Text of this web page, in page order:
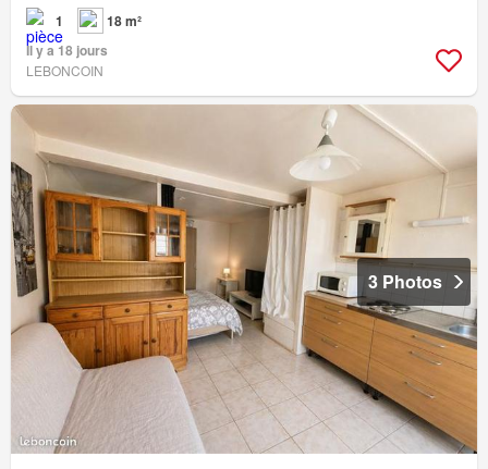
1
18 m²
Il y a 18 jours
LEBONCOIN
3 Photos